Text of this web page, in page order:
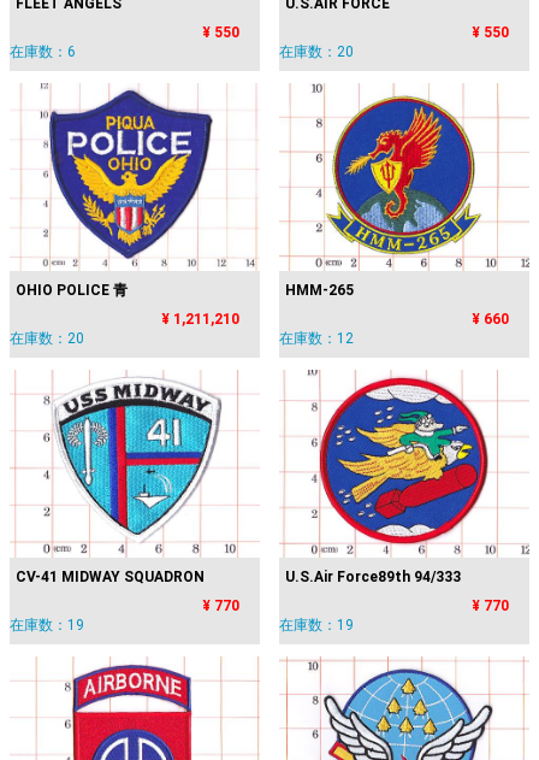
FLEET ANGELS
¥ 550
在庫数：6
U.S.AIR FORCE
¥ 550
在庫数：20
OHIO POLICE 青
¥ 1,211,210
在庫数：20
HMM-265
¥ 660
在庫数：12
CV-41 MIDWAY SQUADRON
¥ 770
在庫数：19
U.S.Air Force89th 94/333
¥ 770
在庫数：19